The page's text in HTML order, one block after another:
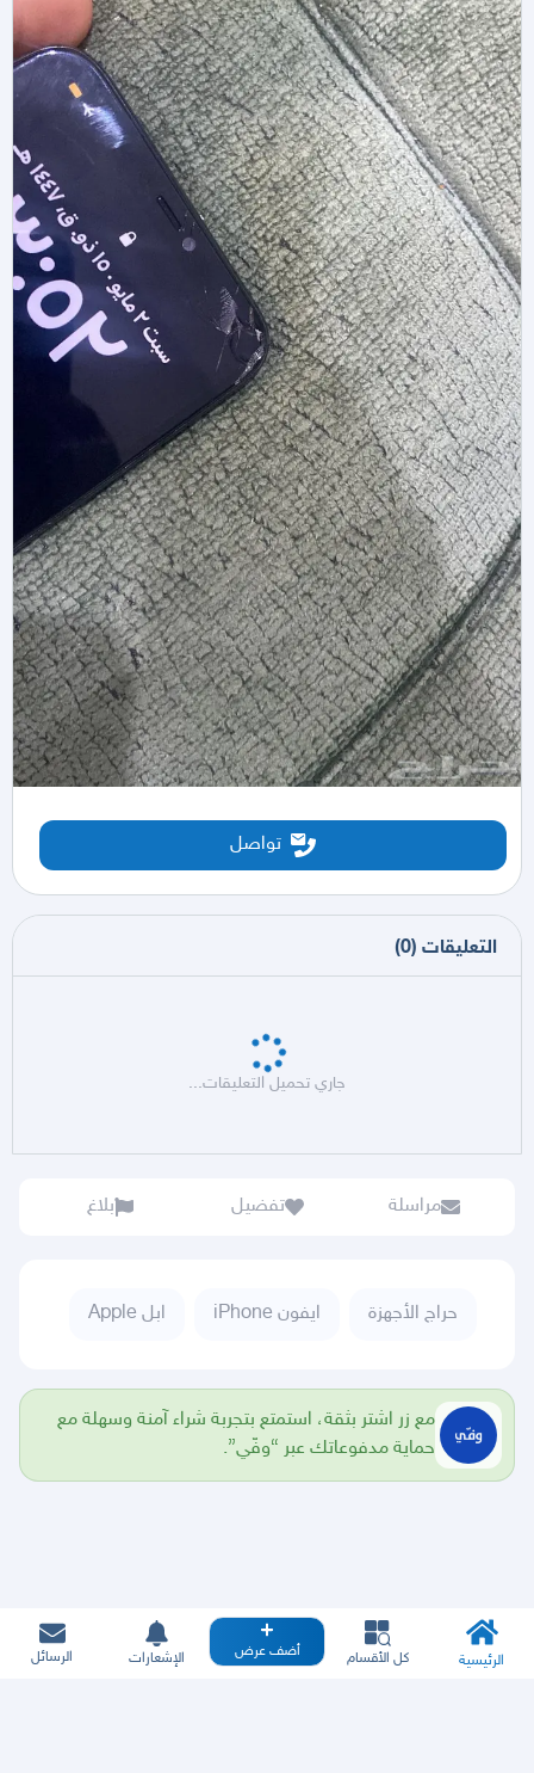
تواصل
التعليقات (
0
)
جاري تحميل التعليقات...
مراسلة تفضيل بلاغ
حراج الأجهزة ايفون iPhone ابل Apple
مع زر اشتر بثقة، استمتع بتجربة شراء آمنة وسهلة مع
حماية مدفوعاتك عبر “وفّي”.
الرئيسية كل الأقسام أضف عرض الإشعارات الرسائل